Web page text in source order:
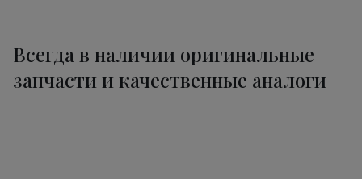
Всегда в наличии оригинальные
запчасти и качественные аналоги